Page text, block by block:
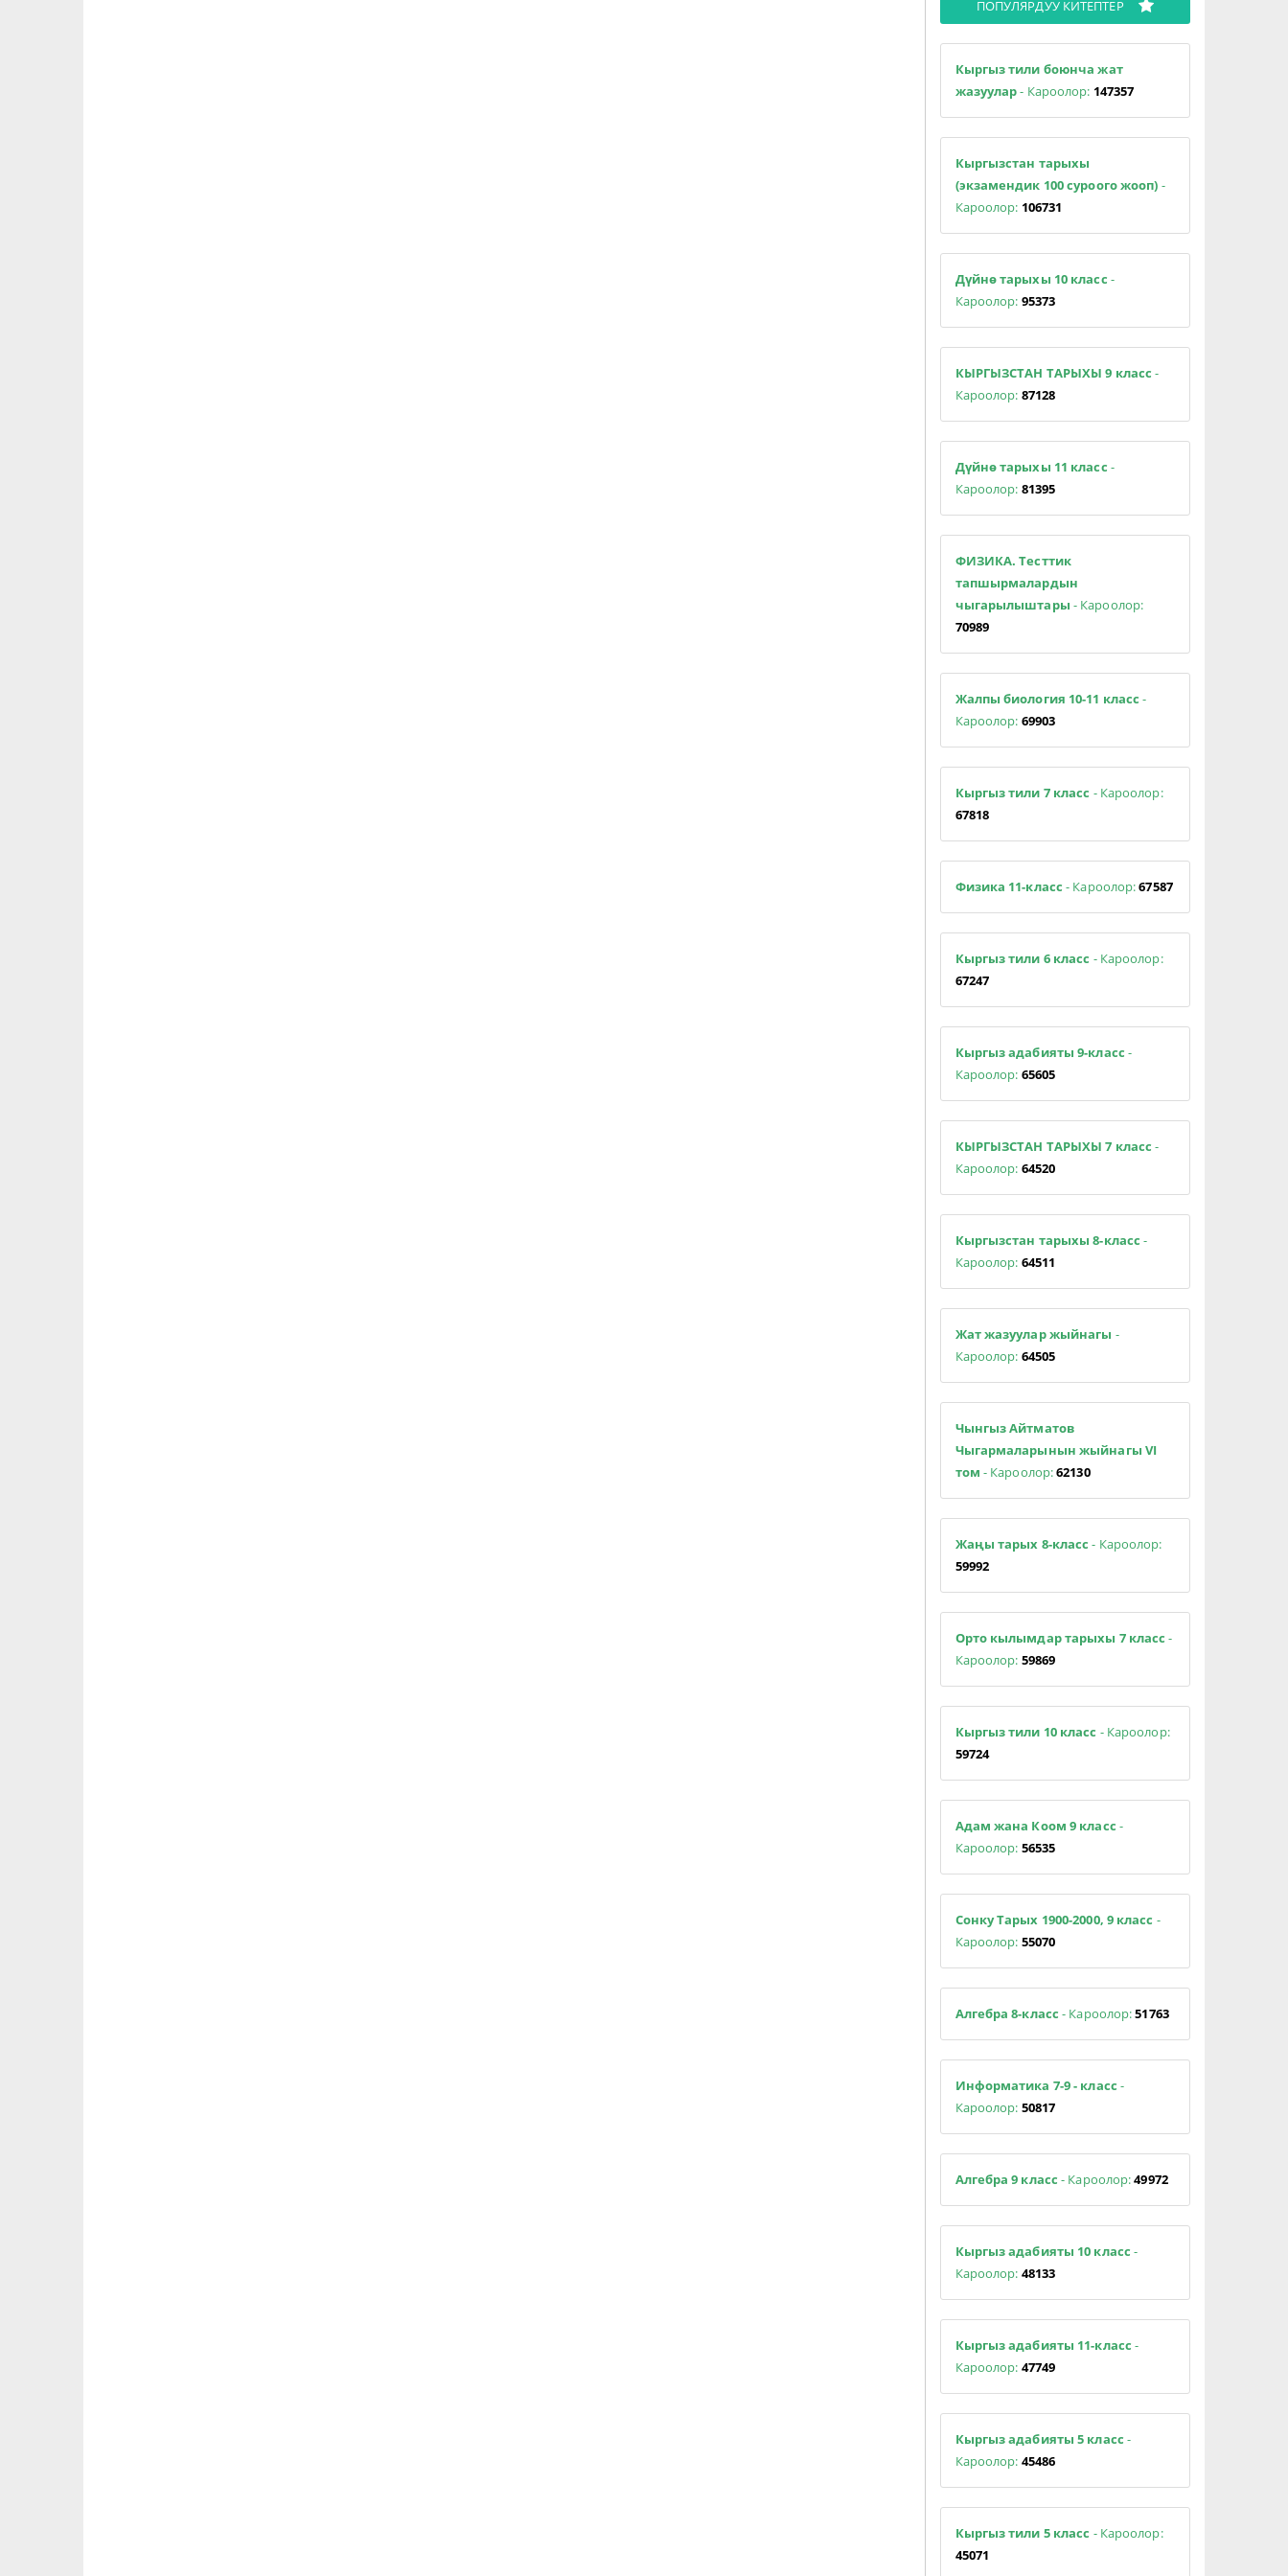
ПОПУЛЯРДУУ КИТЕПТЕР
Кыргыз тили боюнча жат
жазуулар- Кароолор: 147357
Кыргызстан тарыхы
(экзамендик 100 суроого жооп) -
Кароолор: 106731
Дүйнө тарыхы 10 класс -
Кароолор: 95373
КЫРГЫЗСТАН ТАРЫХЫ 9 класс -
Кароолор: 87128
Дүйнө тарыхы 11 класс -
Кароолор: 81395
ФИЗИКА. Тесттик
тапшырмалардын
чыгарылыштары - Кароолор:
70989
Жалпы биология 10-11 класс -
Кароолор: 69903
Кыргыз тили 7 класс - Кароолор:
67818
Физика 11-класс - Кароолор:67587
Кыргыз тили 6 класс - Кароолор:
67247
Кыргыз адабияты 9-класс -
Кароолор: 65605
КЫРГЫЗСТАН ТАРЫХЫ 7 класс -
Кароолор: 64520
Кыргызстан тарыхы 8-класс -
Кароолор: 64511
Жат жазуулар жыйнагы -
Кароолор: 64505
Чынгыз Айтматов
Чыгармаларынын жыйнагы VI
том - Кароолор:62130
Жаңы тарых 8-класс - Кароолор:
59992
Орто кылымдар тарыхы 7 класс-
Кароолор: 59869
Кыргыз тили 10 класс - Кароолор:
59724
Адам жана Коом 9 класс -
Кароолор: 56535
Сонку Тарых 1900-2000, 9 класс -
Кароолор: 55070
Алгебра 8-класс - Кароолор:51763
Информатика 7-9 - класс -
Кароолор: 50817
Алгебра 9 класс- Кароолор:49972
Кыргыз адабияты 10 класс -
Кароолор: 48133
Кыргыз адабияты 11-класс -
Кароолор: 47749
Кыргыз адабияты 5 класс -
Кароолор: 45486
Кыргыз тили 5 класс - Кароолор:
45071